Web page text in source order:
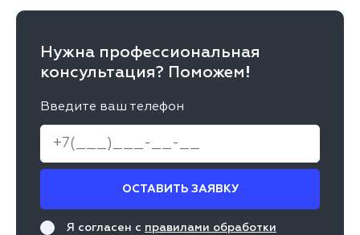
Нужна профессиональная
консультация? Поможем!
Введите ваш телефон
ОСТАВИТЬ ЗАЯВКУ
Я согласен с правилами обработки